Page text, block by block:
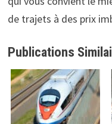
de trajets à des prix
Publications